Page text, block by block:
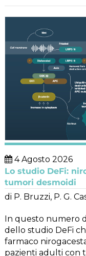
4 Agosto 2026
Lo studio DeFi:
tumori desmoidi
di P. Bruzzi, P. G.
In questo numero
dello studio DeFi
farmaco
pazienti adulti con